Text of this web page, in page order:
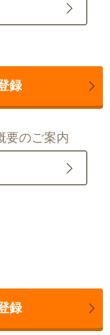
録
要のご案内
録